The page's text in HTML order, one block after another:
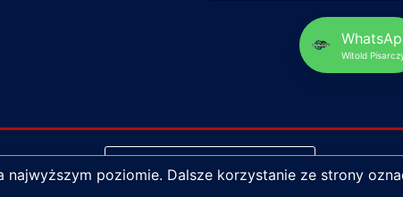
Witold
NAPISZ DO NAS
poziomie. Dalsze korzystanie ze strony